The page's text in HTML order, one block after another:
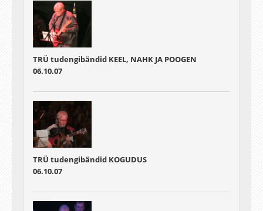
TRÜ tudengibändid KEEL, NAHK JA POOGEN
06.10.07
TRÜ tudengibändid KOGUDUS
06.10.07